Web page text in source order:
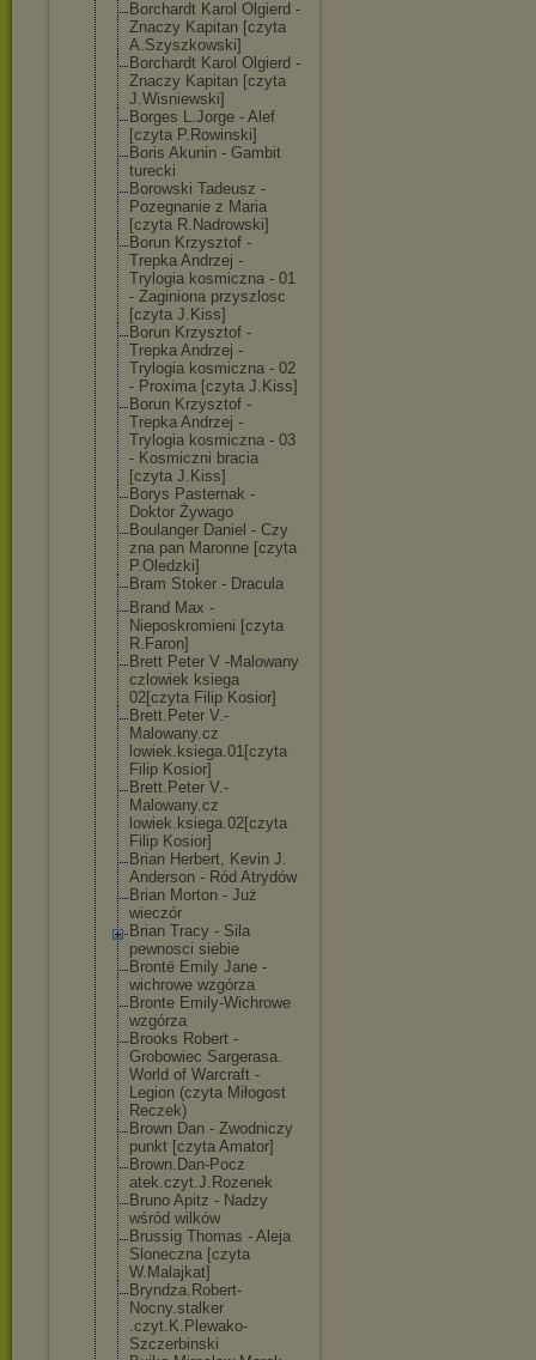
Borchardt Karol Olgierd -
Znaczy Kapitan [czyta
A.Szyszkowski]
Borchardt Karol Olgierd -
Znaczy Kapitan [czyta
J.Wisniewski]
Borges L.Jorge - Alef
[czyta P.Rowinski]
Boris Akunin - Gambit
turecki
Borowski Tadeusz -
Pozegnanie z Maria
[czyta R.Nadrowski]
Borun Krzysztof -
Trepka Andrzej -
Trylogia kosmiczna - 01
- Zaginiona przyszlosc
[czyta J.Kiss]
Borun Krzysztof -
Trepka Andrzej -
Trylogia kosmiczna - 02
- Proxima [czyta J.Kiss]
Borun Krzysztof -
Trepka Andrzej -
Trylogia kosmiczna - 03
- Kosmiczni bracia
[czyta J.Kiss]
Borys Pasternak -
Doktor Żywago
Boulanger Daniel - Czy
zna pan Maronne [czyta
P.Oledzki]
Bram Stoker - Dracula
Brand Max -
Nieposkromieni [czyta
R.Faron]
Brett Peter V -Malowany
czlowiek ksiega
02[czyta Filip Kosior]
Brett.Peter V.-
Malowany.cz
lowiek.ksiega.01[czyta
Filip Kosior]
Brett.Peter V.-
Malowany.cz
lowiek.ksiega.02[czyta
Filip Kosior]
Brian Herbert, Kevin J.
Anderson - Ród Atrydów
Brian Morton - Już
wieczór
Brian Tracy - Sila
pewnosci siebie
Brontë Emily Jane -
wichrowe wzgórza
Bronte Emily-Wichrowe
wzgórza
Brooks Robert -
Grobowiec Sargerasa.
World of Warcraft -
Legion (czyta Miłogost
Reczek)
Brown Dan - Zwodniczy
punkt [czyta Amator]
Brown.Dan-Pocz
atek.czyt.J.Rozenek
Bruno Apitz - Nadzy
wśród wilków
Brussig Thomas - Aleja
Sloneczna [czyta
W.Malajkat]
Bryndza.Robert-
Nocny.stalker
.czyt.K.Plewako-
Szczerbinski